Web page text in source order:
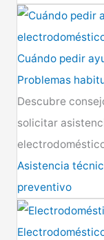
Cuándo pedir
Problemas
Descubre
solicitar
Asistencia
preventivo